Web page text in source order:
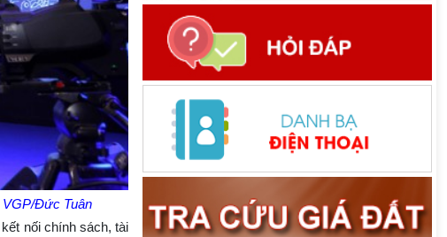
VGP/Đức Tuân
nối chính sách, tài